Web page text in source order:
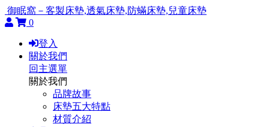
御眠窩－客製床墊,透氣床墊,防蟎床墊,兒童床墊
0
登入
關於我們
回主選單
關於我們
品牌故事
床墊五大特點
材質介紹